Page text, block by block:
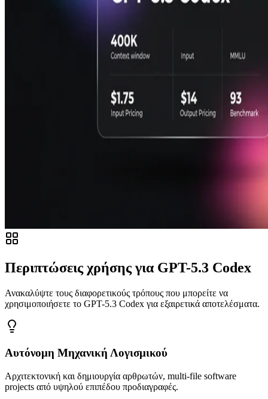
Περιπτώσεις χρήσης για GPT-5.3 Codex
Ανακαλύψτε τους διαφορετικούς τρόπους που μπορείτε να
χρησιμοποιήσετε το GPT-5.3 Codex για εξαιρετικά αποτελέσματα.
Αυτόνομη Μηχανική Λογισμικού
Αρχιτεκτονική και δημιουργία αρθρωτών, multi-file software
projects από υψηλού επιπέδου προδιαγραφές.